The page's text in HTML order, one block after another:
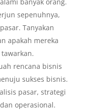
sepenuhnya,
Tanyakan
apakah mereka
rencana bisnis
sukses bisnis.
pasar, strategi
operasional.